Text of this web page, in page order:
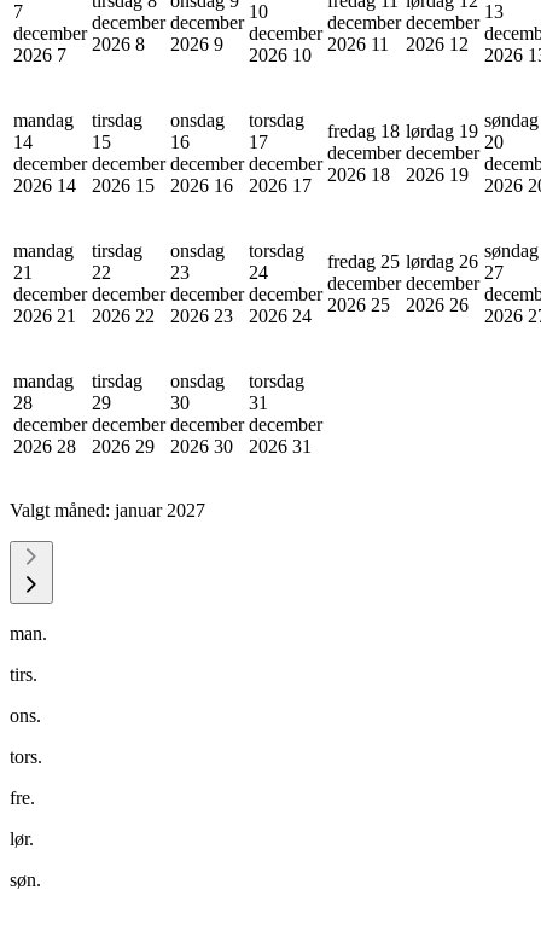
7
december
2026 7
december
2026 8
december
2026 9
10
december
2026 10
december
2026 11
december
2026 12
13
2026
mandag
14
december
2026 14
tirsdag
15
december
2026 15
onsdag
16
december
2026 16
torsdag
17
december
2026 17
fredag 18
december
2026 18
lørdag 19
december
2026 19
søndag
20
2026
mandag
21
december
2026 21
tirsdag
22
december
2026 22
onsdag
23
december
2026 23
torsdag
24
december
2026 24
fredag 25
december
2026 25
lørdag 26
december
2026 26
søndag
27
2026
mandag
28
december
2026 28
tirsdag
29
december
2026 29
onsdag
30
december
2026 30
torsdag
31
december
2026 31
Valgt måned: januar 2027
man.
tirs.
ons.
tors.
fre.
lør.
søn.